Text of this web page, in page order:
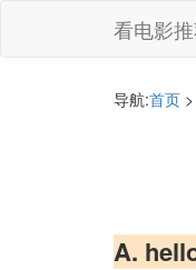
看电影
导航:首页 >
A.